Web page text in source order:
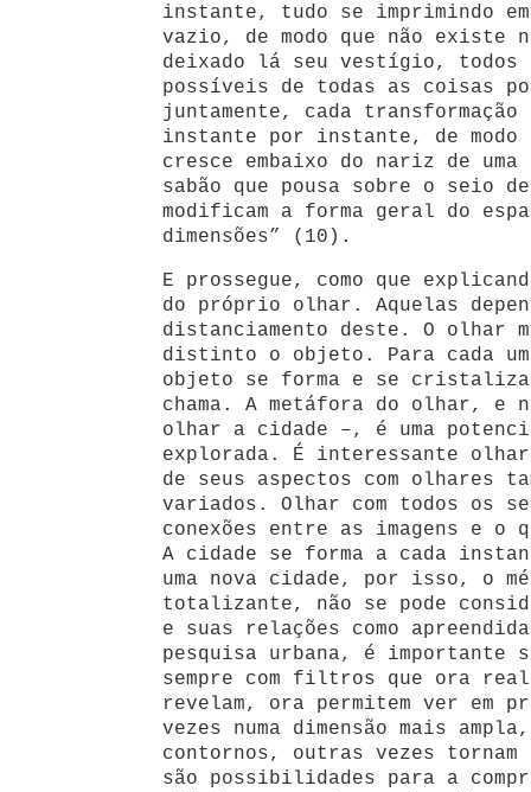
instante, tudo se imprimindo
vazio, de modo que não existe
deixado lá seu vestígio, todos
possíveis de todas as coisas
juntamente, cada
instante por instante, de modo
cresce embaixo do nariz de
sabão que pousa sobre o seio
modificam a forma geral do
dimensões” (10).
E prossegue, como que
do próprio olhar. Aquelas
distanciamento deste. O olhar
distinto o objeto. Para cada um
objeto se forma e se cristaliza
chama. A metáfora do olhar, e
olhar a cidade –, é uma
explorada. É interessante
de seus aspectos com olhares
variados. Olhar com todos os
conexões entre as imagens e o
A cidade se forma a cada
uma nova cidade, por isso, o
totalizante, não se pode
e suas relações como
pesquisa urbana, é importante
sempre com filtros que ora
revelam, ora permitem ver em
vezes numa dimensão mais
contornos, outras vezes tornam
são possibilidades para a